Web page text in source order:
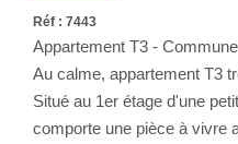
Réf : 7443
Appartement T3 -
Au calme, appartement T3
Situé au 1er étage d'une
comporte une pièce à vivre